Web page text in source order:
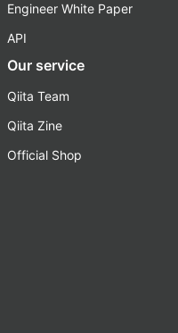
Engineer White Paper
API
Our service
Qiita Team
Qiita Zine
Official Shop